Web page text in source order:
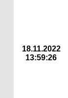
18.11.2022
13:59:26